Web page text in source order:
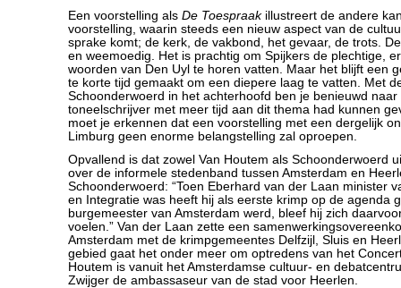
Een voorstelling als De Toespraakillustreert de andere
voorstelling, waarin steeds een nieuw aspect van de
sprake komt; de kerk, de vakbond, het gevaar, de trots.
en weemoedig. Het is prachtig om Spijkers de plechtige,
woorden van Den Uyl te horen vatten. Maar het blijft een
te korte tijd gemaakt om een diepere laag te vatten. Met
Schoonderwoerd in het achterhoofd ben je benieuwd
toneelschrijver met meer tijd aan dit thema had kunnen
moet je erkennen dat een voorstelling met een dergelijk
Limburg geen enorme belangstelling zal oproepen.
Opvallend is dat zowel Van Houtem als Schoonderwoerd
over de informele stedenband tussen Amsterdam en
Schoonderwoerd: “Toen Eberhard van der Laan minister
en Integratie was heeft hij als eerste krimp op de agenda
burgemeester van Amsterdam werd, bleef hij zich
voelen.” Van der Laan zette een
Amsterdam met de krimpgemeentes Delfzijl, Sluis en
gebied gaat het onder meer om optredens van het
Houtem is vanuit het Amsterdamse cultuur- en
Zwijger de ambassaseur van de stad voor Heerlen.